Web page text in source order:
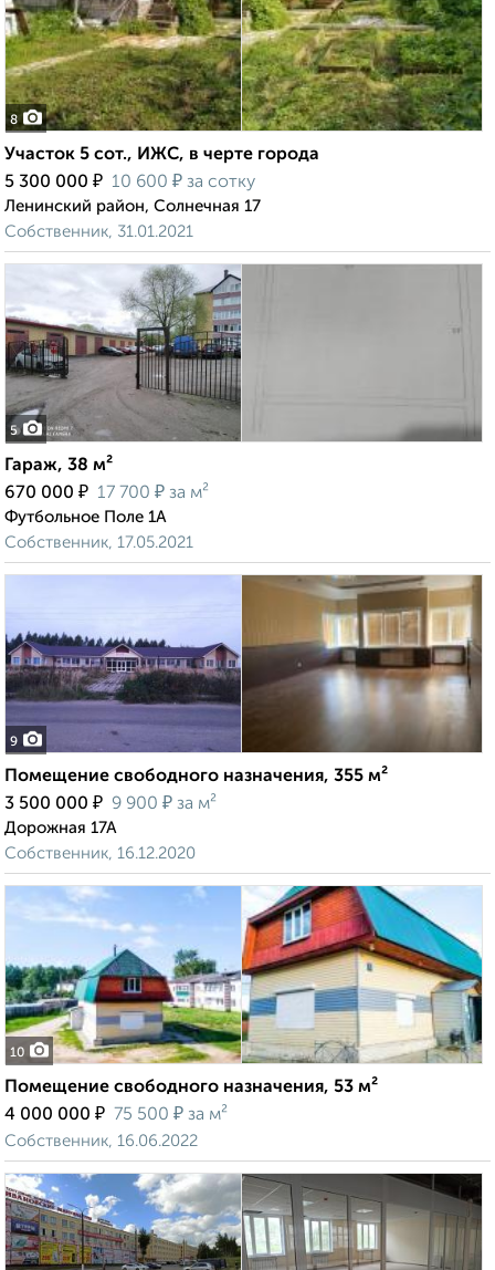
8
Участок 5 сот., ИЖС, в черте города
5 300 000 ₽ 10 600 ₽ за сотку
Ленинский район, Солнечная 17
Собственник, 31.01.2021
5
Гараж, 38 м²
670 000 ₽ 17 700 ₽ за м²
Футбольное Поле 1А
Собственник, 17.05.2021
9
Помещение свободного назначения, 355 м²
3 500 000 ₽ 9 900 ₽ за м²
Дорожная 17А
Собственник, 16.12.2020
10
Помещение свободного назначения, 53 м²
4 000 000 ₽ 75 500 ₽ за м²
Собственник, 16.06.2022